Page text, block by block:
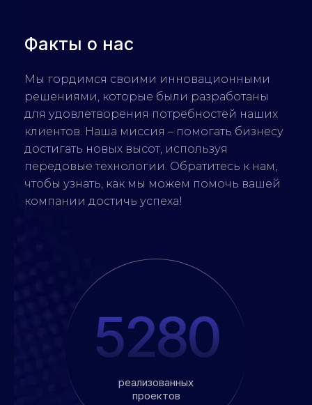
Факты о нас
Мы гордимся своими инновационными
решениями, которые были разработаны
для удовлетворения потребностей наших
клиентов. Наша миссия – помогать бизнесу
достигать новых высот, используя
передовые технологии. Обратитесь к нам,
чтобы узнать, как мы можем помочь вашей
компании достичь успеха!
реализованных
проектов
5280